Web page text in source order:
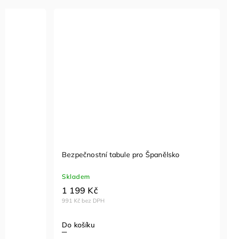
Bezpečnostní tabule pro Španělsko
Skladem
991 Kč bez DPH
1 199 Kč
Do košíku